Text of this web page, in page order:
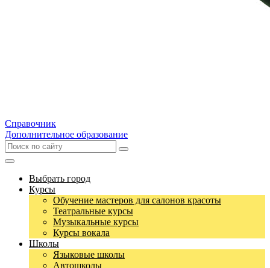
Справочник
Дополнительное образование
Выбрать город
Курсы
Обучение мастеров для салонов красоты
Театральные курсы
Музыкальные курсы
Курсы вокала
Школы
Языковые школы
Автошколы